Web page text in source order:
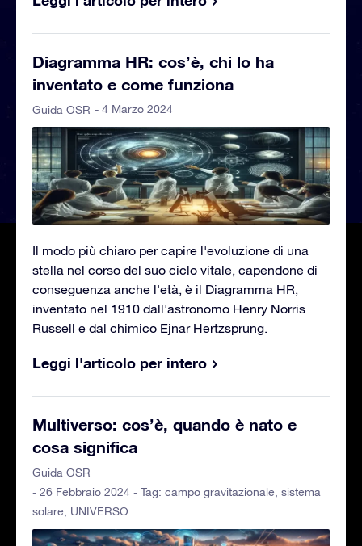
Diagramma HR: cos’è, chi lo ha
inventato e come funziona
Guida OSR - 4 Marzo 2024
Il modo più chiaro per capire l'evoluzione di una
stella nel corso del suo ciclo vitale, capendone di
conseguenza anche l'età, è il Diagramma HR,
inventato nel 1910 dall'astronomo Henry Norris
Russell e dal chimico Ejnar Hertzsprung.
Leggi l'articolo per intero
Multiverso: cos’è, quando è nato e
cosa significa
Guida OSR
- 26 Febbraio 2024 - Tag: campo gravitazionale sistema
solare
UNIVERSO